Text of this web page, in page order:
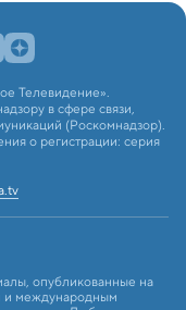
Телевидение».
в сфере связи,
(Роскомнадзор).
о регистрации: серия
опубликованные на
и международным